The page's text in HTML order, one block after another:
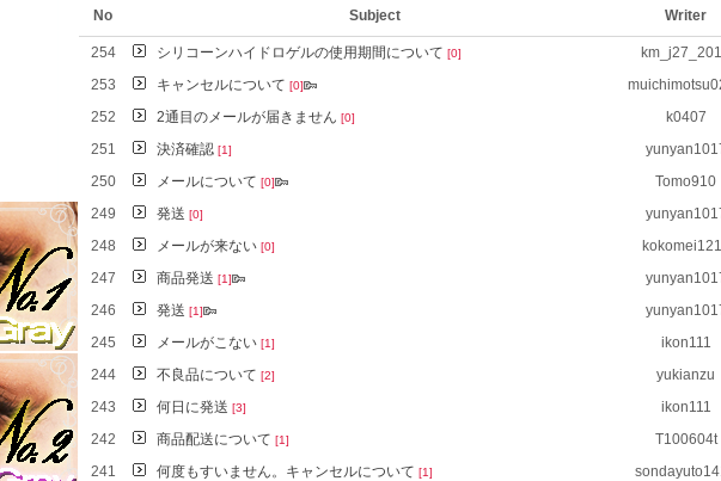
No Subject Writer
254 シリコーンハイドロゲルの使用期間について [0]
253
キャンセルについて [0]
252
2通目のメールが届きません [0] k0407
251
決済確認 [1]
250
メールについて [0] Tomo910
249
発送 [0]
248
メールが来ない [0]
247
商品発送 [1]
246
発送 [1]
245
メールがこない [1] ikon111
244
不良品について [2] yukianzu
243
何日に発送 [3] ikon111
242
商品配送について [1] T100604t
241
何度もすいません。キャンセルについて [1]